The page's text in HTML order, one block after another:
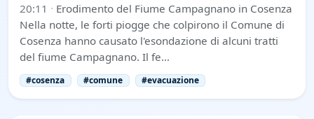
20:11 · Erodimento del Fiume Campagnano in Cosenza
Nella notte, le forti piogge che colpirono il Comune di
Cosenza hanno causato l'esondazione di alcuni tratti
del fiume Campagnano. Il fe…
#cosenza #comune #evacuazione